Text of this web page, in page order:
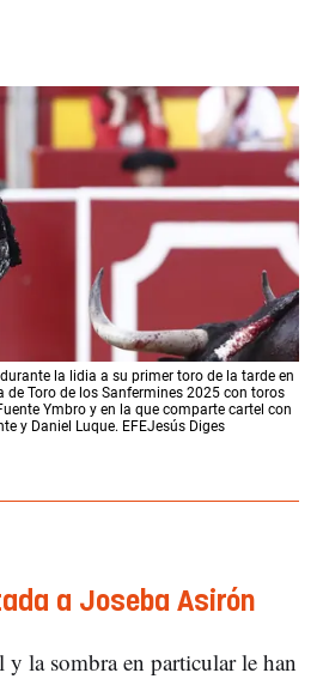
la lidia a su primer toro de la tarde en
de Toro de los Sanfermines 2025 con toros
Ymbro y en la que comparte cartel con
y Daniel Luque. EFEJesús Diges
a Joseba Asirón
la sombra en particular le han